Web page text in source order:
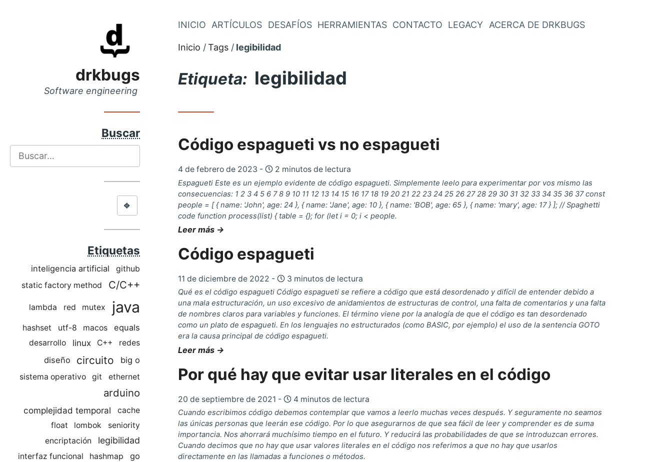
drkbugs
Software engineering
Buscar
Buscar
⎆
Etiquetas
inteligencia artificial
github
static factory method
C/C++
lambda red mutex java
hashset utf-8 macos equals
desarrollo linux C++ redes
diseño circuito big o
sistema operativo git ethernet
arduino
complejidad temporal
cache
float
lombok
seniority
encriptación
legibilidad
interfaz funcional hashmap go
Saltar
al
INICIO ARTÍCULOS DESAFÍOS HERRAMIENTAS CONTACTO LEGACY ACERCA DE DRKBUGS
Inicio Tags legibilidad
Etiqueta: legibilidad
Código espagueti vs no espagueti
4 de febrero de 2023 - 2 minutos de lectura
Espagueti Este es un ejemplo evidente de código espagueti. Simplemente leelo para experimentar por vos mismo las
consecuencias: 1 2 3 4 5 6 7 8 9 10 11 12 13 14 15 16 17 18 19 20 21 22 23 24 25 26 27 28 29 30 31 32 33 34 35 36 37 const
people = [ { name: 'John', age: 24 }, { name: 'Jane', age: 10 }, { name: 'BOB', age: 65 }, { name: 'mary', age: 17 } ]; // Spaghetti
code function process(list) { table = {}; for (let i = 0; i < people.
Leer más →
Código espagueti
11 de diciembre de 2022 - 3 minutos de lectura
Qué es el código espagueti Código espagueti se refiere a código que está desordenado y difícil de entender debido a
una mala estructuración, un uso excesivo de anidamientos de estructuras de control, una falta de comentarios y una falta
de nombres claros para variables y funciones. El término viene por la analogía de que el código es tan desordenado
como un plato de espagueti. En los lenguajes no estructurados (como BASIC, por ejemplo) el uso de la sentencia GOTO
era la causa principal de código espagueti.
Leer más →
Por qué hay que evitar usar literales en el código
20 de septiembre de 2021 - 4 minutos de lectura
Cuando escribimos código debemos contemplar que vamos a leerlo muchas veces después. Y seguramente no seamos
las únicas personas que leerán ese código. Por lo que asegurarnos de que sea fácil de leer y comprender es de suma
importancia. Nos ahorrará muchísimo tiempo en el futuro. Y reducirá las probabilidades de que se introduzcan errores.
Cuando decimos que no hay que usar valores literales en el código nos referimos a que no hay que usarlos
directamente en las llamadas a funciones o métodos.